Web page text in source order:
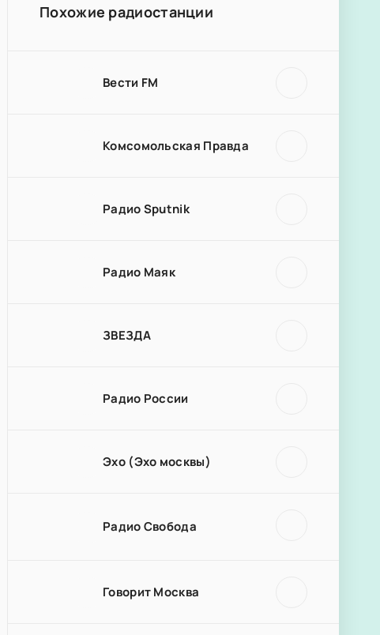
Похожие радиостанции
Вести FM
Комсомольская Правда
Радио Sputnik
Радио Маяк
ЗВЕЗДА
Радио России
Эхо (Эхо москвы)
Радио Свобода
Говорит Москва